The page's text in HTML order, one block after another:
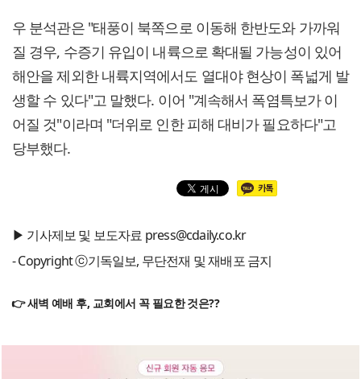
우 분석관은 "태풍이 북쪽으로 이동해 한반도와 가까워
질 경우, 수증기 유입이 내륙으로 확대될 가능성이 있어
해안을 제외한 내륙지역에서도 열대야 현상이 폭넓게 발
생할 수 있다"고 말했다. 이어 "계속해서 폭염특보가 이
어질 것"이라며 "더위로 인한 피해 대비가 필요하다"고
당부했다.
▶ 기사제보 및 보도자료 press@cdaily.co.kr
- Copyright ⓒ기독일보, 무단전재 및 재배포 금지
👉 새벽 예배 후, 교회에서 꼭 필요한 것은??